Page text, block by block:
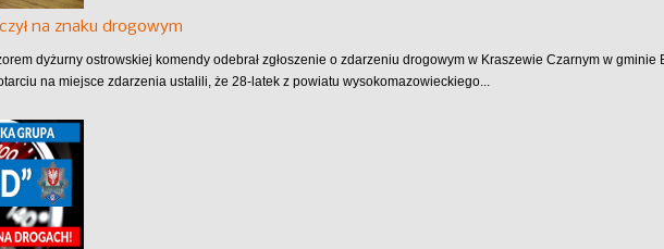
na znaku drogowym
dyżurny ostrowskiej komendy odebrał zgłoszenie o zdarzeniu drogowym w Kraszewie Czarnym w gminie
na miejsce zdarzenia ustalili, że 28-latek z powiatu wysokomazowieckiego...